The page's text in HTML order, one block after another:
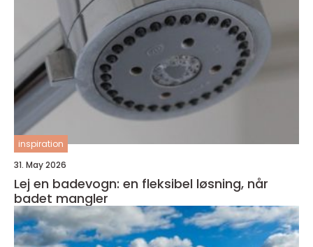
inspiration
31. May 2026
Lej en badevogn: en fleksibel løsning, når
badet mangler